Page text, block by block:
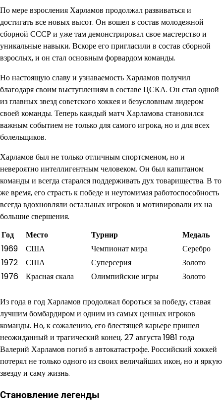
По мере взросления Харламов продолжал развиваться и
достигать все новых высот. Он вошел в состав молодежной
сборной СССР и уже там демонстрировал свое мастерство и
уникальные навыки. Вскоре его пригласили в состав сборной
взрослых, и он стал основным форвардом команды.
Но настоящую славу и узнаваемость Харламов получил
благодаря своим выступлениям в составе ЦСКА. Он стал одной
из главных звезд советского хоккея и безусловным лидером
своей команды. Теперь каждый матч Харламова становился
важным событием не только для самого игрока, но и для всех
болельщиков.
Харламов был не только отличным спортсменом, но и
невероятно интеллигентным человеком. Он был капитаном
команды и всегда старался поддерживать дух товарищества. В то
же время, его страсть к победе и неутомимая работоспособность
всегда вдохновляли остальных игроков и мотивировали их на
большие свершения.
Год
Место Турнир
Медаль
1969
США Чемпионат мира
Серебро
1972
США Суперсерия
Золото
1976
Красная скала Олимпийские игры Золото
Из года в год Харламов продолжал бороться за победу, ставая
лучшим бомбардиром и одним из самых ценных игроков
команды. Но, к сожалению, его блестящей карьере пришел
неожиданный и трагический конец. 27 августа 1981 года
Валерий Харламов погиб в автокатастрофе. Российский хоккей
потерял не только одного из своих величайших икон, но и яркую
звезду и саму жизнь.
Становление легенды